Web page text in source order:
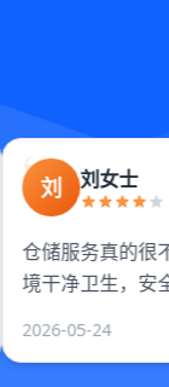
刘 刘女士
仓储服务真的很
境干净卫生，安
2026-05-24